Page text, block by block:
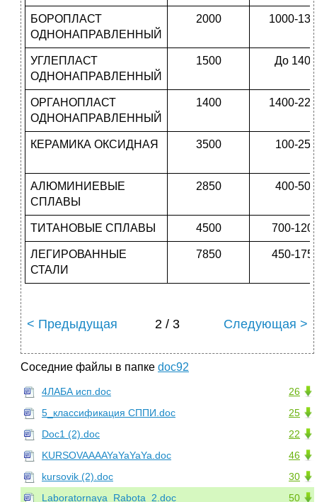
БОРОПЛАСТ
ОДНОНАПРАВЛЕННЫЙ
2000 1000-
УГЛЕПЛАСТ
ОДНОНАПРАВЛЕННЫЙ
1500 До 1400
ОРГАНОПЛАСТ
ОДНОНАПРАВЛЕННЫЙ
1400 1400-
КЕРАМИКА ОКСИДНАЯ 3500 100-250
АЛЮМИНИЕВЫЕ
СПЛАВЫ
2850 400-500
ТИТАНОВЫЕ СПЛАВЫ 4500 700-
ЛЕГИРОВАННЫЕ
СТАЛИ
7850 450-
< Предыдущая 2 / 3 Следующая >
Соседние файлы в папке doc92
26
4ЛАБА исп.doc
25
5_классификация СППИ.doc
22
Doc1 (2).doc
46
KURSOVAAAAYaYaYaYa.doc
30
kursovik (2).doc
50
Laboratornaya_Rabota_2.doc